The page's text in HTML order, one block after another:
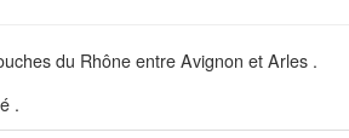
du Rhône entre Avignon et Arles .
.